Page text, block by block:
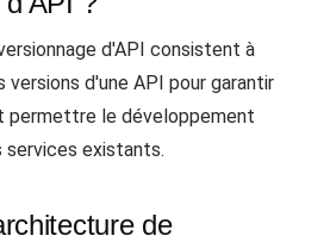
d'API consistent à
versions d'une API pour garantir
permettre le développement
services existants.
de